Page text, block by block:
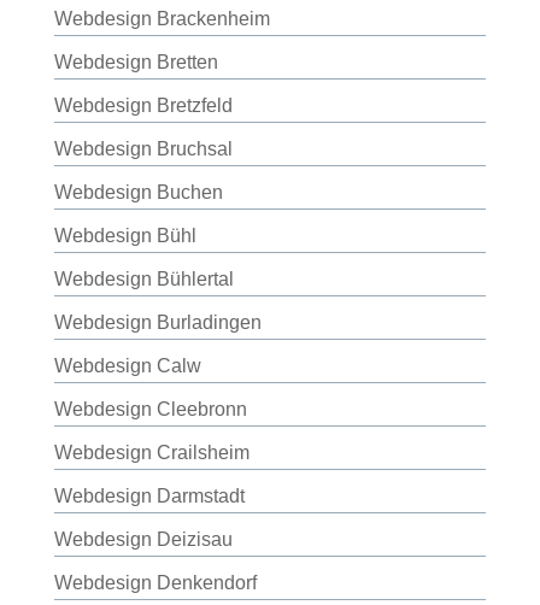
Webdesign Brackenheim
Webdesign Bretten
Webdesign Bretzfeld
Webdesign Bruchsal
Webdesign Buchen
Webdesign Bühl
Webdesign Bühlertal
Webdesign Burladingen
Webdesign Calw
Webdesign Cleebronn
Webdesign Crailsheim
Webdesign Darmstadt
Webdesign Deizisau
Webdesign Denkendorf